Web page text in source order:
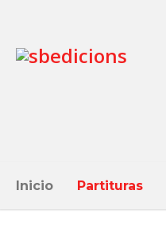
Inicio Partituras